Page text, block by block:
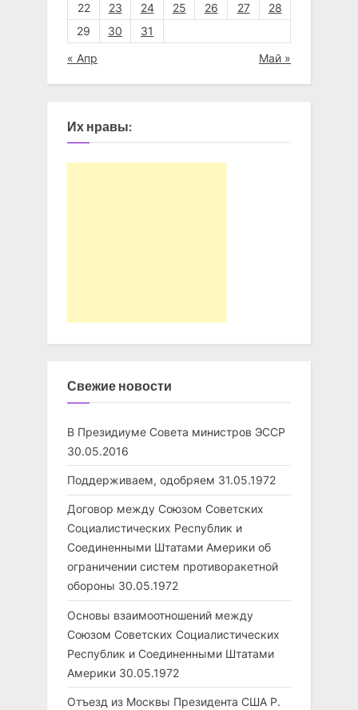
22 23 24 25 26 27
28
29
30 31
« Апр Май »
Их нравы:
Свежие новости
В Президиуме Совета министров ЭССР
30.05.2016
Поддерживаем, одобряем 31.05.1972
Договор между Союзом Советских
Социалистических Республик и
Соединенными Штатами Америки об
ограничении систем противоракетной
обороны 30.05.1972
Основы взаимоотношений между
Союзом Советских Социалистических
Республик и Соединенными Штатами
Америки 30.05.1972
Отъезд из Москвы Президента США Р.